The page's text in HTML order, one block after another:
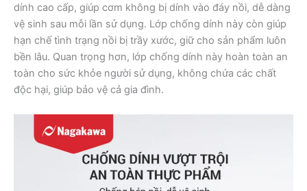
dính cao cấp, giúp cơm không bị dính vào đáy nồi, dễ dàng
vệ sinh sau mỗi lần sử dụng. Lớp chống dính này còn giúp
hạn chế tình trạng nồi bị trầy xước, giữ cho sản phẩm luôn
bền lâu. Quan trọng hơn, lớp chống dính này hoàn toàn an
toàn cho sức khỏe người sử dụng, không chứa các chất
độc hại, giúp bảo vệ cả gia đình.